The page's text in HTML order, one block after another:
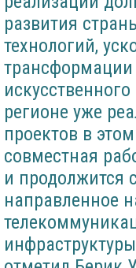
развития
технологий,
регионе уже
проектов в
совместная
и продолжится
направленное